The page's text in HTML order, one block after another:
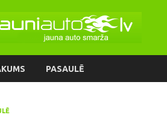
PASAULĒ